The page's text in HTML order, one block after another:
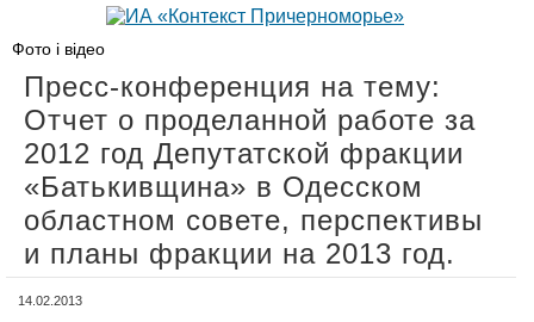
Фото і відео
Пресс-конференция на тему:
Отчет о проделанной работе за
2012 год Депутатской фракции
«Батькивщина» в Одесском
областном совете, перспективы
и планы фракции на 2013 год.
14.02.2013